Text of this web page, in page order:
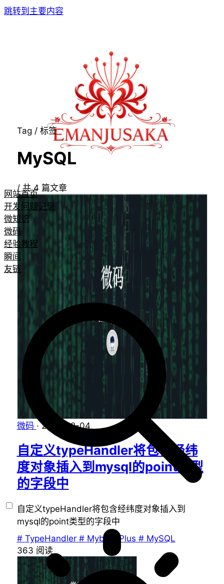
跳转到主要内容
网站首页
开发问题记录
微知识
微码
经验教程
瞬间
友链
Tag / 标签
MySQL
/共4 篇文章
微码 · 2024-12-04
自定义typeHandler将包含经纬
度对象插入到mysql的point类型
的字段中
自定义typeHandler将包含经纬度对象插入到
mysql的point类型的字段中
# TypeHandler # MybatisPlus # MySQL
363 阅读